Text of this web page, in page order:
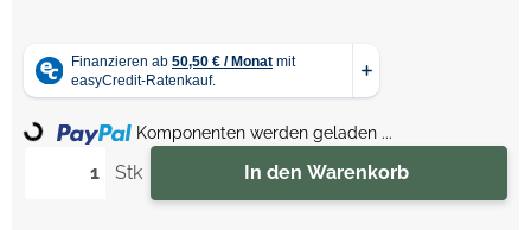
Stk In den Warenkorb
Loading... Komponenten werden geladen ...